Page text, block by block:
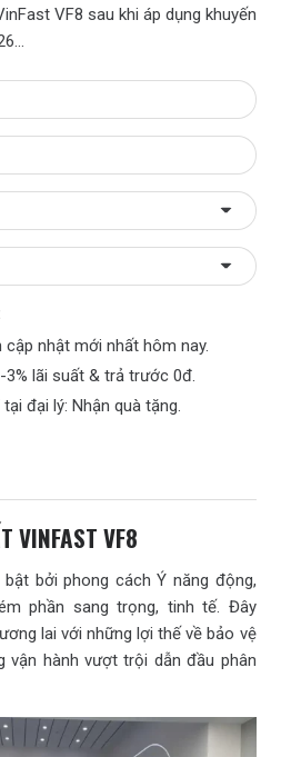
VF8 sau khi áp dụng khuyến
cập nhật mới nhất hôm nay.
lãi suất & trả trước 0đ.
đại lý: Nhận quà tặng.
VINFAST VF8
bởi phong cách Ý năng động,
phần sang trọng, tinh tế. Đây
lai với những lợi thế về bảo vệ
vận hành vượt trội dẫn đầu phân